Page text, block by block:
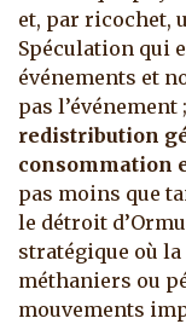
et, par ricochet,
Spéculation qui
événements et
pas
redistribution
consommation
pas moins que
le détroit
stratégique où
méthaniers ou
mouvements